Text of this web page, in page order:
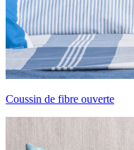
Coussin de fibre ouverte